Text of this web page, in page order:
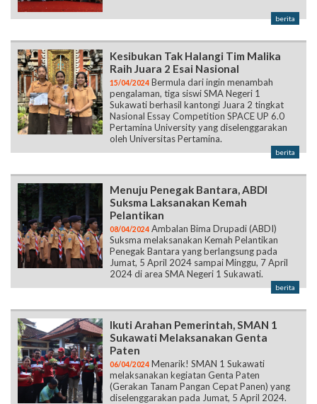
berita
Kesibukan Tak Halangi Tim Malika
Raih Juara 2 Esai Nasional
15/04/2024 Bermula dari ingin menambah
pengalaman, tiga siswi SMA Negeri 1
Sukawati berhasil kantongi Juara 2 tingkat
Nasional Essay Competition SPACE UP 6.0
Pertamina University yang diselenggarakan
oleh Universitas Pertamina.
berita
Menuju Penegak Bantara, ABDI
Suksma Laksanakan Kemah
Pelantikan
08/04/2024 Ambalan Bima Drupadi (ABDI)
Suksma melaksanakan Kemah Pelantikan
Penegak Bantara yang berlangsung pada
Jumat, 5 April 2024 sampai Minggu, 7 April
2024 di area SMA Negeri 1 Sukawati.
berita
Ikuti Arahan Pemerintah, SMAN 1
Sukawati Melaksanakan Genta
Paten
06/04/2024 Menarik! SMAN 1 Sukawati
melaksanakan kegiatan Genta Paten
(Gerakan Tanam Pangan Cepat Panen) yang
diselenggarakan pada Jumat, 5 April 2024.